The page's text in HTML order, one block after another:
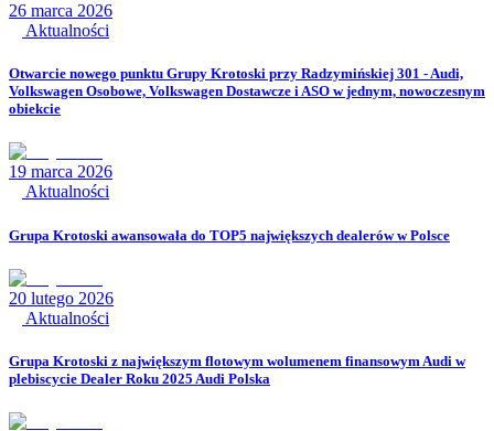
26 marca 2026
Aktualności
Otwarcie nowego punktu Grupy Krotoski przy Radzymińskiej 301 - Audi,
Volkswagen Osobowe, Volkswagen Dostawcze i ASO w jednym, nowoczesnym
obiekcie
19 marca 2026
Aktualności
Grupa Krotoski awansowała do TOP5 największych dealerów w Polsce
20 lutego 2026
Aktualności
Grupa Krotoski z największym flotowym wolumenem finansowym Audi w
plebiscycie Dealer Roku 2025 Audi Polska